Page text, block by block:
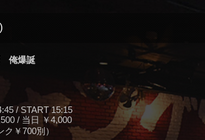
俺爆誕
/ START 15:15
/ 当日 ￥4,000
ク￥700別）